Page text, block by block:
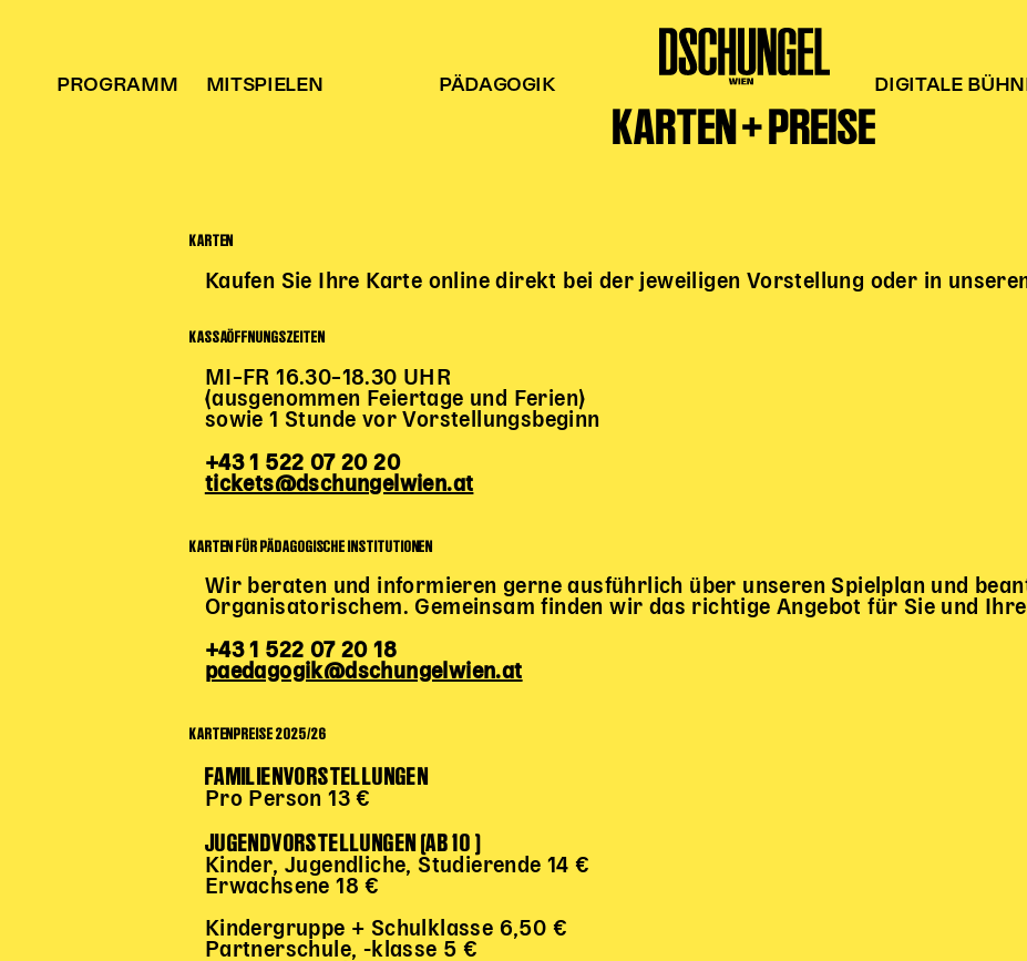
PROGRAMM MITSPIELEN PÄDAGOGIK DIGITALE
KARTEN + PREISE
KARTEN
Kaufen Sie Ihre Karte online direkt bei der jeweiligen Vorstellung oder in
KASSAÖFFNUNGSZEITEN
MI–FR 16.30–18.30 UHR
(ausgenommen Feiertage und Ferien)
sowie 1 Stunde vor Vorstellungsbeginn
+43 1 522 07 20 20
tickets@dschungelwien.at
KARTEN FÜR PÄDAGOGISCHE INSTITUTIONEN
Wir beraten und informieren gerne ausführlich über unseren Spielplan und
Organisatorischem. Gemeinsam finden wir das richtige Angebot für Sie und
+43 1 522 07 20 18
paedagogik@dschungelwien.at
KARTENPREISE 2025/26
FAMILIENVORSTELLUNGEN
Pro Person 13 €
JUGENDVORSTELLUNGEN (AB 10 )
Kinder, Jugendliche, Studierende 14 €
Erwachsene 18 €
Kindergruppe + Schulklasse 6,50 €
Partnerschule, -klasse 5 €